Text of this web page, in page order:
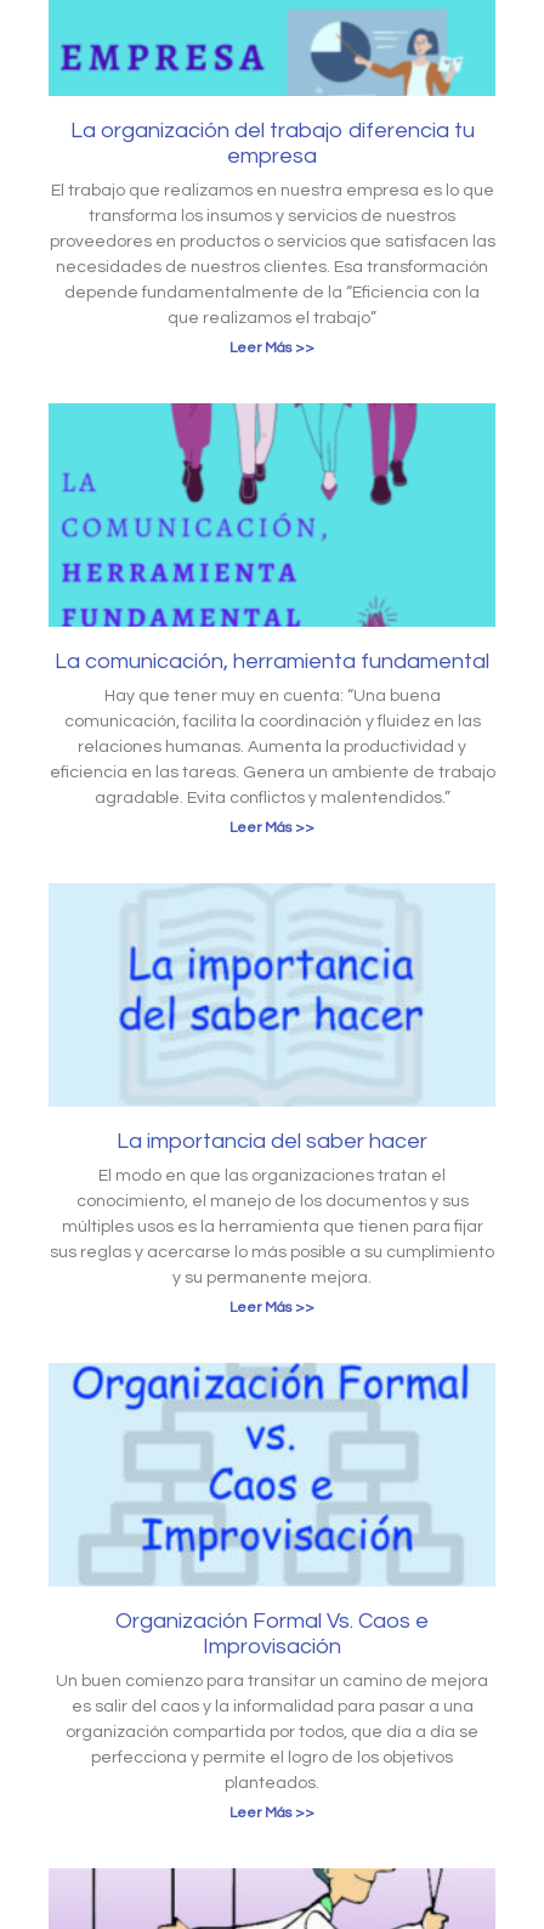
La organización del trabajo diferencia tu
empresa
El trabajo que realizamos en nuestra empresa es lo que
transforma los insumos y servicios de nuestros
proveedores en productos o servicios que satisfacen las
necesidades de nuestros clientes. Esa transformación
depende fundamentalmente de la “Eficiencia con la
que realizamos el trabajo”
Leer Más >>
La comunicación, herramienta fundamental
Hay que tener muy en cuenta: “Una buena
comunicación, facilita la coordinación y fluidez en las
relaciones humanas. Aumenta la productividad y
eficiencia en las tareas. Genera un ambiente de trabajo
agradable. Evita conflictos y malentendidos.”
Leer Más >>
La importancia del saber hacer
El modo en que las organizaciones tratan el
conocimiento, el manejo de los documentos y sus
múltiples usos es la herramienta que tienen para fijar
sus reglas y acercarse lo más posible a su cumplimiento
y su permanente mejora.
Leer Más >>
Organización Formal Vs. Caos e
Improvisación
Un buen comienzo para transitar un camino de mejora
es salir del caos y la informalidad para pasar a una
organización compartida por todos, que día a día se
perfecciona y permite el logro de los objetivos
planteados.
Leer Más >>